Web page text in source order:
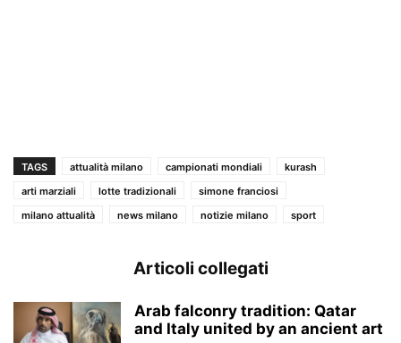
TAGS attualità milano campionati mondiali
kurash
arti marziali
lotte tradizionali
simone franciosi
milano attualità
news milano notizie milano sport
Articoli collegati
Arab falconry tradition: Qatar
and Italy united by an ancient art